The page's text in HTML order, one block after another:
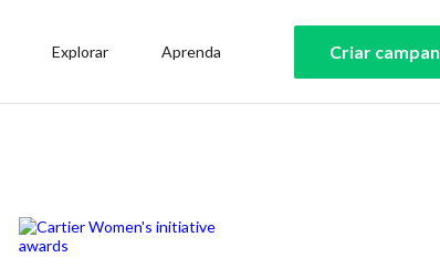
Explorar Aprenda Criar